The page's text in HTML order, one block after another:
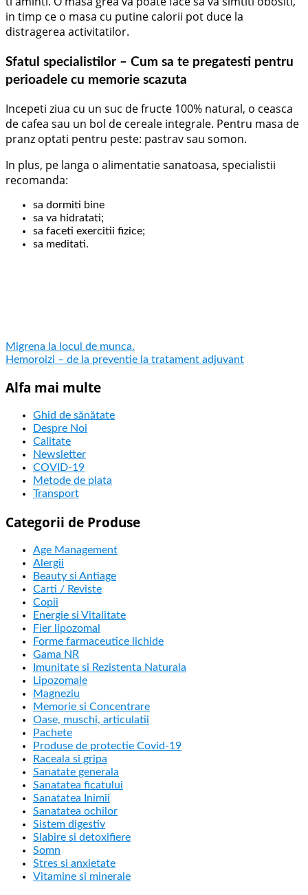
in timp ce o masa cu putine calorii pot duce la
distragerea activitatilor.
Sfatul specialistilor – Cum sa te pregatesti pentru
perioadele cu memorie scazuta
Incepeti ziua cu un suc de fructe 100% natural, o ceasca
de cafea sau un bol de cereale integrale. Pentru masa de
pranz optati pentru peste: pastrav sau somon.
In plus, pe langa o alimentatie sanatoasa, specialistii
recomanda:
sa dormiti bine
sa va hidratati;
sa faceti exercitii fizice;
sa meditati.
Migrena la locul de munca.
Hemoroizi – de la preventie la tratament adjuvant
Alfa mai multe
Ghid de sănătate
Despre Noi
Calitate
Newsletter
COVID-19
Metode de plata
Transport
Categorii de Produse
Age Management
Alergii
Beauty si Antiage
Carti / Reviste
Copii
Energie si Vitalitate
Fier lipozomal
Forme farmaceutice lichide
Gama NR
Imunitate si Rezistenta Naturala
Lipozomale
Magneziu
Memorie si Concentrare
Oase, muschi, articulatii
Pachete
Produse de protectie Covid-19
Raceala si gripa
Sanatate generala
Sanatatea ficatului
Sanatatea Inimii
Sanatatea ochilor
Sistem digestiv
Slabire si detoxifiere
Somn
Stres si anxietate
Vitamine si minerale